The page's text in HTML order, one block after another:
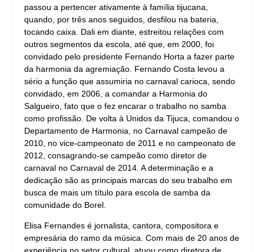
passou a pertencer ativamente à família tijucana,
quando, por três anos seguidos, desfilou na bateria,
tocando caixa. Dali em diante, estreitou relações com
outros segmentos da escola, até que, em 2000, foi
convidado pelo presidente Fernando Horta a fazer parte
da harmonia da agremiação. Fernando Costa levou a
sério a função que assumiria no carnaval carioca, sendo
convidado, em 2006, a comandar a Harmonia do
Salgueiro, fato que o fez encarar o trabalho no samba
como profissão. De volta à Unidos da Tijuca, comandou o
Departamento de Harmonia, no Carnaval campeão de
2010, no vice-campeonato de 2011 e no campeonato de
2012, consagrando-se campeão como diretor de
carnaval no Carnaval de 2014. A determinação e a
dedicação são as principais marcas do seu trabalho em
busca de mais um título para escola de samba da
comunidade do Borel.
Elisa Fernandes é jornalista, cantora, compositora e
empresária do ramo da música. Com mais de 20 anos de